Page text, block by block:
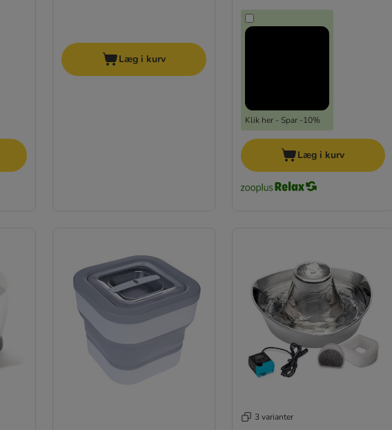
Læg i kurv
Klik her - Spar -10%
Læg i kurv
3 varianter